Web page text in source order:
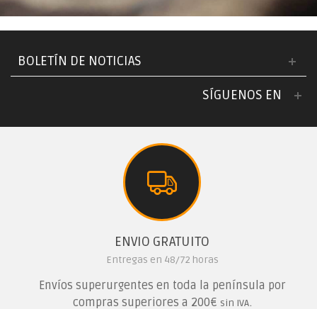
BOLETÍN DE NOTICIAS
SÍGUENOS EN
ENVIO GRATUITO
Entregas en 48/72 horas
Envíos superurgentes en toda la península por
compras superiores a 200€ sin IVA.